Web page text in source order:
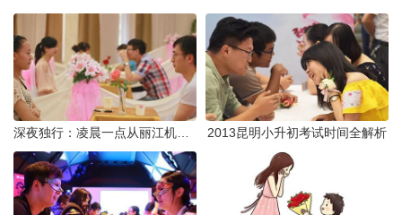
2013昆明小升初考试时间全解析